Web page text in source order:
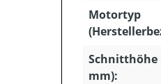
Motortyp
Schnitthöhe
mm):